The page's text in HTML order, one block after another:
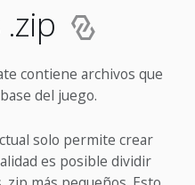
contiene archivos que
del juego.
solo permite crear
es posible dividir